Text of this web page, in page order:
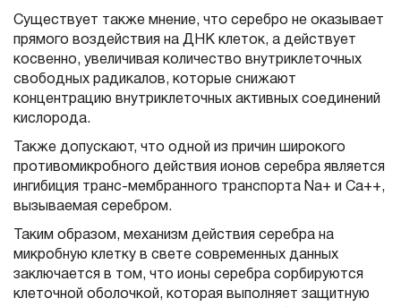
Существует также мнение, что серебро не оказывает
прямого воздействия на ДНК клеток, а действует
косвенно, увеличивая количество внутриклеточных
свободных радикалов, которые снижают
концентрацию внутриклеточных активных соединений
кислорода.
Также допускают, что одной из причин широкого
противомикробного действия ионов серебра является
ингибиция транс-мембранного транспорта Nа+ и Cа++,
вызываемая серебром.
Таким образом, механизм действия серебра на
микробную клетку в свете современных данных
заключается в том, что ионы серебра сорбируются
клеточной оболочкой, которая выполняет защитную